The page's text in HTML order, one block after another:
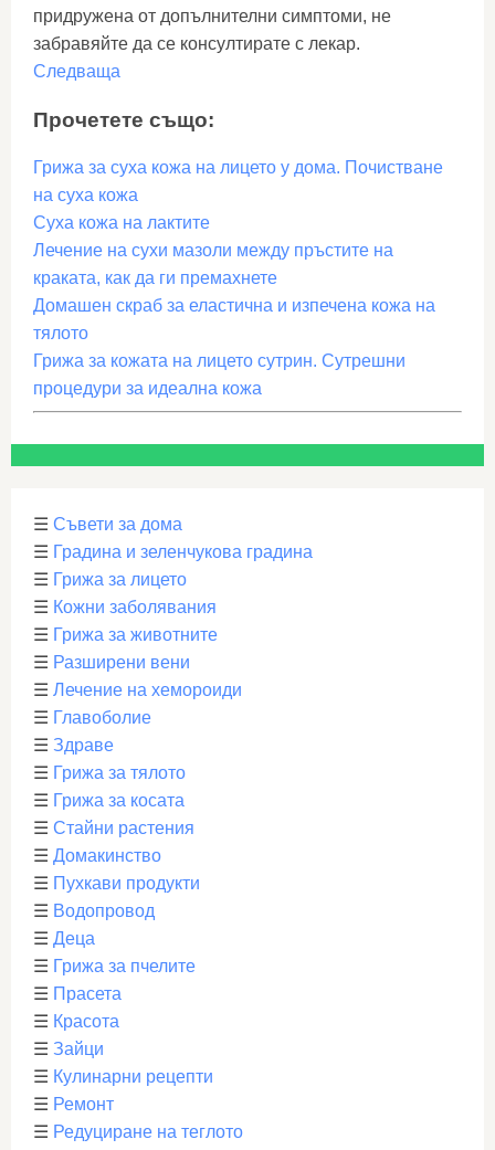
придружена от допълнителни симптоми, не
забравяйте да се консултирате с лекар.
Следваща
Прочетете също:
Грижа за суха кожа на лицето у дома. Почистване
на суха кожа
Суха кожа на лактите
Лечение на сухи мазоли между пръстите на
краката, как да ги премахнете
Домашен скраб за еластична и изпечена кожа на
тялото
Грижа за кожата на лицето сутрин. Сутрешни
процедури за идеална кожа
☰ Съвети за дома
☰ Градина и зеленчукова градина
☰ Грижа за лицето
☰ Кожни заболявания
☰ Грижа за животните
☰ Разширени вени
☰ Лечение на хемороиди
☰ Главоболие
☰ Здраве
☰ Грижа за тялото
☰ Грижа за косата
☰ Стайни растения
☰ Домакинство
☰ Пухкави продукти
☰ Водопровод
☰ Деца
☰ Грижа за пчелите
☰ Прасета
☰ Красота
☰ Зайци
☰ Кулинарни рецепти
☰ Ремонт
☰ Редуциране на теглото